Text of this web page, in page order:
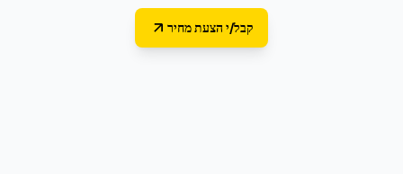
קבל/י הצעת מחיר